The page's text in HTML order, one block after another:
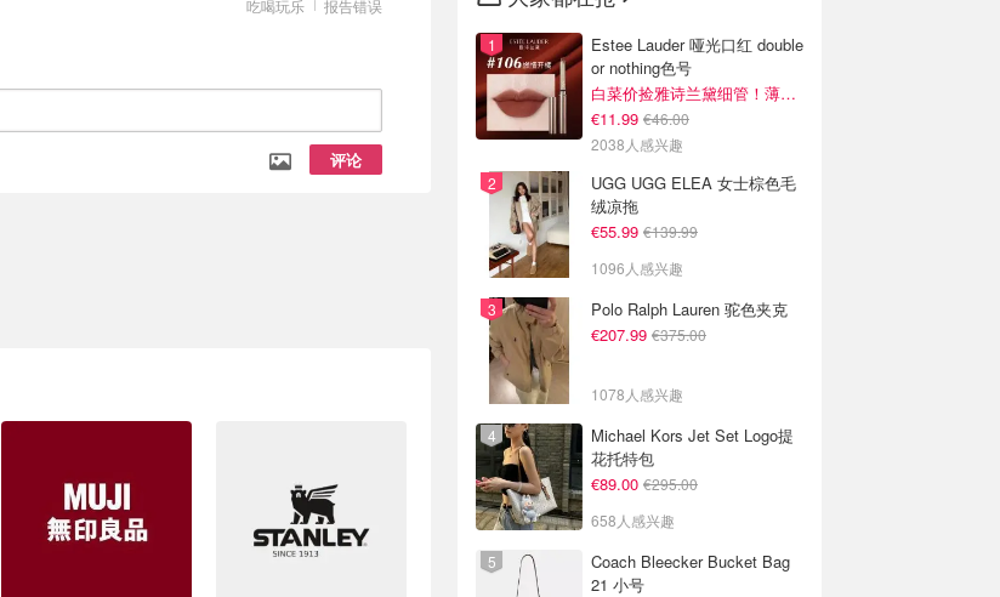
报告错误
吃喝玩乐
评论
Estee Lauder 哑光口红 double
or nothing色号
白菜价捡雅诗兰黛细管！薄涂没毛病
€11.99 €46.00
2038人感兴趣
UGG UGG ELEA 女士棕色毛
绒凉拖
€55.99 €139.99
1096人感兴趣
Polo Ralph Lauren 驼色夹克
€207.99 €375.00
1078人感兴趣
Michael Kors Jet Set Logo提
花托特包
€89.00 €295.00
658人感兴趣
Coach Bleecker Bucket Bag
21 小号